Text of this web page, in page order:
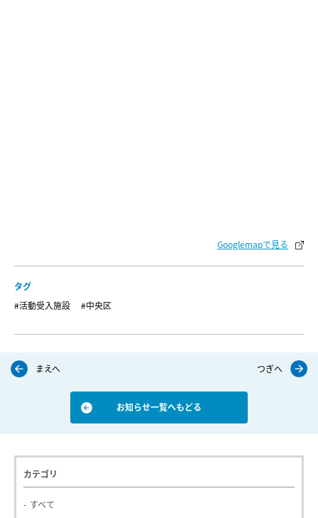
Googlemapで見る
タグ
#活動受入施設
#中央区
まえへ
お知らせ一覧へもどる
つぎへ
カテゴリ
すべて